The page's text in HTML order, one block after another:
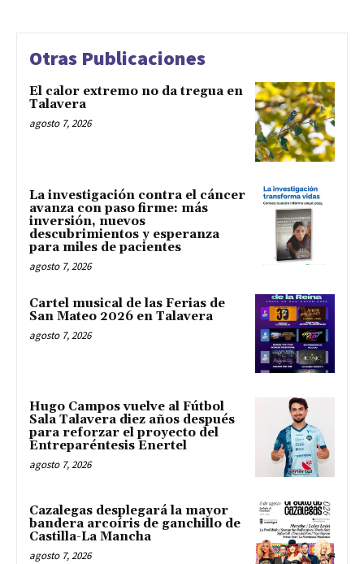
Otras Publicaciones
El calor extremo no da tregua en
Talavera
agosto 7, 2026
La investigación contra el cáncer
avanza con paso firme: más
inversión, nuevos
descubrimientos y esperanza
para miles de pacientes
agosto 7, 2026
Cartel musical de las Ferias de
San Mateo 2026 en Talavera
agosto 7, 2026
Hugo Campos vuelve al Fútbol
Sala Talavera diez años después
para reforzar el proyecto del
Entreparéntesis Enertel
agosto 7, 2026
Cazalegas desplegará la mayor
bandera arcoíris de ganchillo de
Castilla-La Mancha
agosto 7, 2026